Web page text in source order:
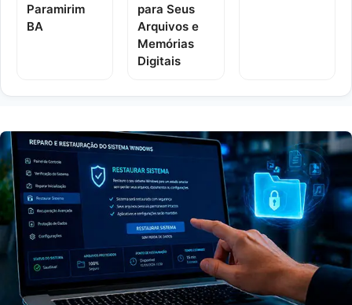
Paramirim
BA
para Seus
Arquivos e
Memórias
Digitais